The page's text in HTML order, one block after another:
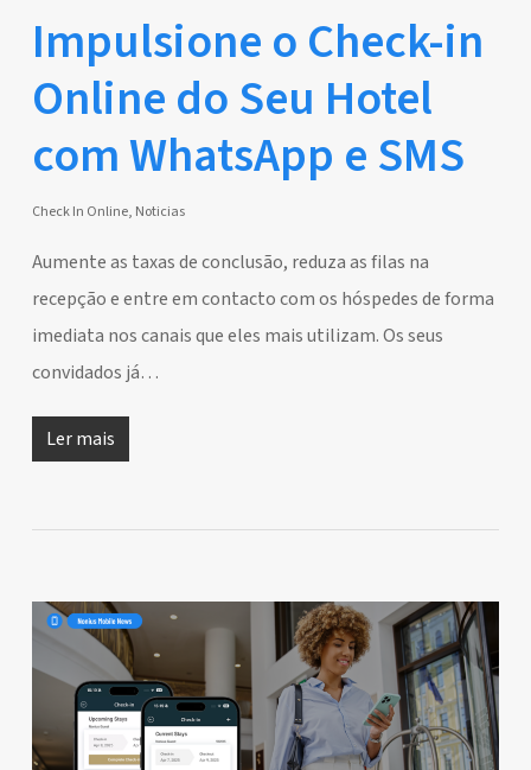
Impulsione o Check-in
Online do Seu Hotel
com WhatsApp e SMS
Check In Online, Noticias
Aumente as taxas de conclusão, reduza as filas na
recepção e entre em contacto com os hóspedes de forma
imediata nos canais que eles mais utilizam. Os seus
convidados já…
Ler mais